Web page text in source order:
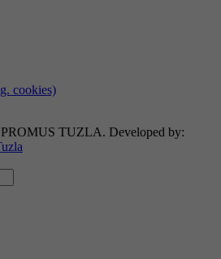
cookies)
TUZLA. Developed by: